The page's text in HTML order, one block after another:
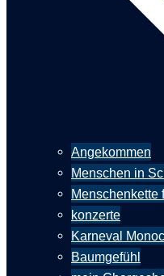
Angekommen
Menschen in
Menschenkette
konzerte
Karneval
Baumgefühl